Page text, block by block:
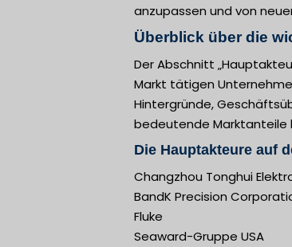
anzupassen und von
Überblick über die
Der Abschnitt
Markt tätigen
Hintergründe,
bedeutende Marktanteile
Die Hauptakteure auf
Changzhou Tonghui
BandK Precision
Fluke
Seaward-Gruppe USA